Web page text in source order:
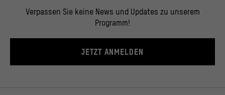
Verpassen Sie keine News und Updates zu unserem
Programm!
JETZT ANMELDEN